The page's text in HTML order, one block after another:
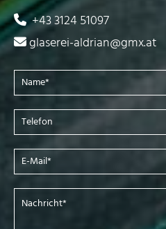
 +43 3124 51097
 glaserei-aldrian@gmx.at